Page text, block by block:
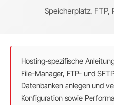
Speicherplatz, FTP,
Hosting-spezifische
File-Manager, FTP- und
Datenbanken anlegen und
Konfiguration sowie